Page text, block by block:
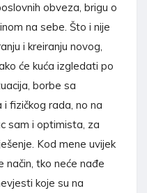
obveza, brigu o
na sebe. Što i nije
i kreiranju novog,
će kuća izgledati po
borbe sa
fizičkog rada, no na
sam i optimista, za
Kod mene uvijek
način, tko neće nađe
koje su na